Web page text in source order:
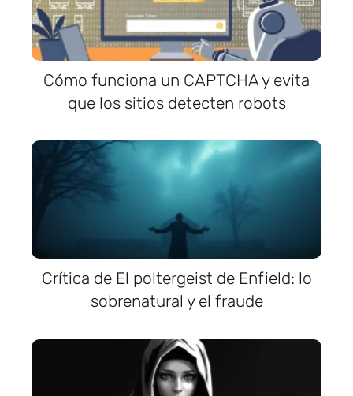
Cómo funciona un CAPTCHA y evita
que los sitios detecten robots
Crítica de El poltergeist de Enfield: lo
sobrenatural y el fraude